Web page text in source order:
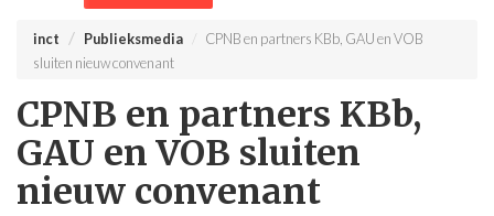
inct Publieksmedia
CPNB en partners KBb, GAU en VOB
sluiten nieuw convenant
CPNB en partners KBb,
GAU en VOB sluiten
nieuw convenant